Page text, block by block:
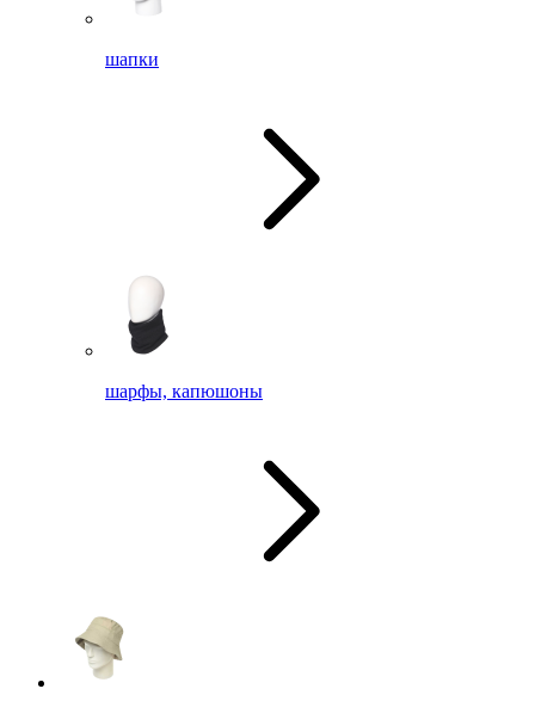
шапки
шарфы, капюшоны